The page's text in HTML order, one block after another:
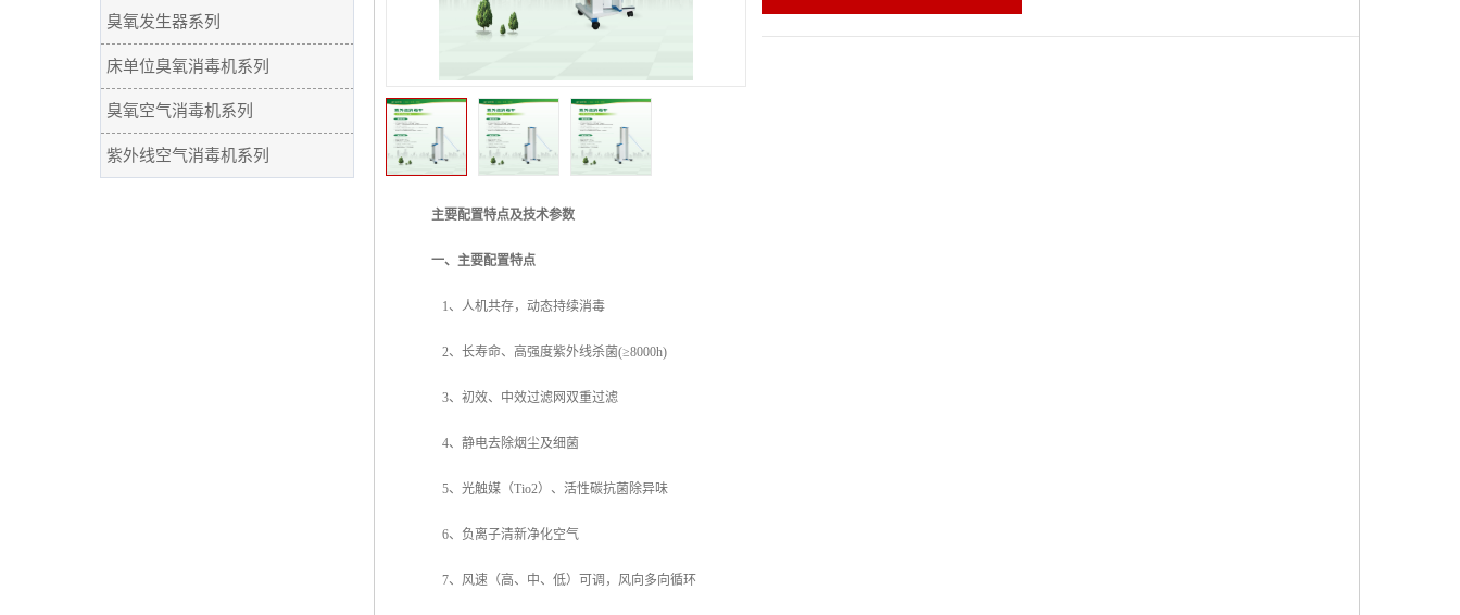
臭氧发生器系列
床单位臭氧消毒机系列
臭氧空气消毒机系列
紫外线空气消毒机系列
主要配置特点及技术参数
一、主要配置特点
1、人机共存，动态持续消毒
2、长寿命、高强度紫外线杀菌(≥8000h)
3、初效、中效过滤网双重过滤
4、静电去除烟尘及细菌
5、光触媒（Tio2）、活性碳抗菌除异味
6、负离子清新净化空气
7、风速（高、中、低）可调，风向多向循环